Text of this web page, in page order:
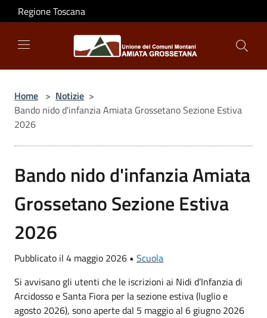
Salta al contenuto principale
Regione Toscana
Home > Notizie >
Bando nido d'infanzia Amiata Grossetano Sezione Estiva
2026
Bando nido d'infanzia Amiata
Grossetano Sezione Estiva
2026
Pubblicato il 4 maggio 2026 • Scuola
Si avvisano gli utenti che le iscrizioni ai Nidi d’Infanzia di
Arcidosso e Santa Fiora per la sezione estiva (luglio e
agosto 2026), sono aperte dal 5 maggio al 6 giugno 2026